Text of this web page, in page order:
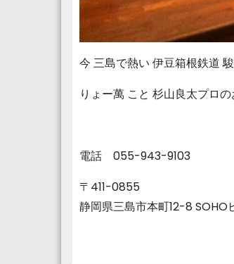
今 三島で熱い 伊豆箱根鉄道
りょー萬 こと 杉山良太プロ
電話 055-943-9103
〒411-0855
静岡県三島市本町12-8 SOHO